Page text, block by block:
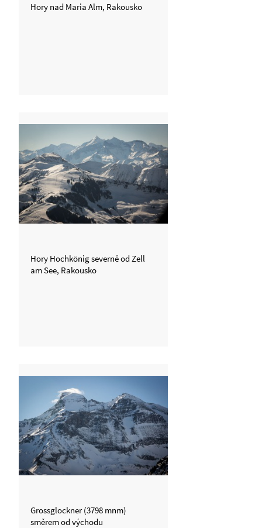
Hory nad Maria Alm, Rakousko
Hory Hochkönig severně od Zell
am See, Rakousko
Grossglockner (3798 mnm)
směrem od východu